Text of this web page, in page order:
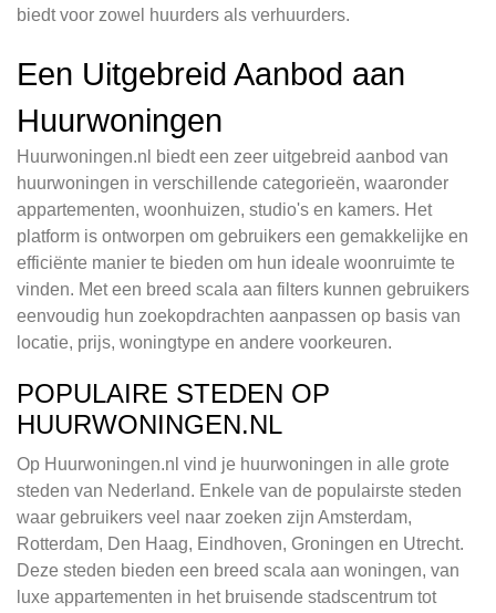
biedt voor zowel huurders als verhuurders.
Een Uitgebreid Aanbod aan
Huurwoningen
Huurwoningen.nl biedt een zeer uitgebreid aanbod van
huurwoningen in verschillende categorieën, waaronder
appartementen, woonhuizen, studio's en kamers. Het
platform is ontworpen om gebruikers een gemakkelijke en
efficiënte manier te bieden om hun ideale woonruimte te
vinden. Met een breed scala aan filters kunnen gebruikers
eenvoudig hun zoekopdrachten aanpassen op basis van
locatie, prijs, woningtype en andere voorkeuren.
POPULAIRE STEDEN OP
HUURWONINGEN.NL
Op Huurwoningen.nl vind je huurwoningen in alle grote
steden van Nederland. Enkele van de populairste steden
waar gebruikers veel naar zoeken zijn Amsterdam,
Rotterdam, Den Haag, Eindhoven, Groningen en Utrecht.
Deze steden bieden een breed scala aan woningen, van
luxe appartementen in het bruisende stadscentrum tot